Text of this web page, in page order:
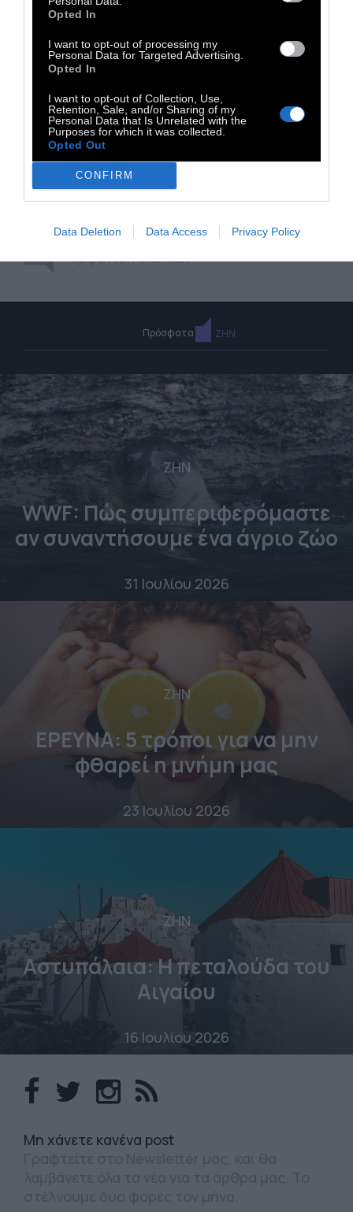
Opted In
I want to opt-out of processing my
Personal Data for Targeted Advertising.
Opted In
I want to opt-out of Collection, Use,
Retention, Sale, and/or Sharing of my
Personal Data that Is Unrelated with the
Purposes for which it was collected.
Opted Out
CONFIRM
Data Deletion Data Access Privacy Policy
εμφάνιση σχολίων
Πρόσφατα ΖΗΝ
ΖΗΝ
WWF: Πώς συμπεριφερόμαστε
αν συναντήσουμε ένα άγριο ζώο
31 Ιουλίου 2026
ΖΗΝ
ΕΡΕΥΝΑ: 5 τρόποι για να μην
φθαρεί η μνήμη μας
23 Ιουλίου 2026
ΖΗΝ
Αστυπάλαια: Η πεταλούδα του
Αιγαίου
16 Ιουλίου 2026
Mη χάνετε κανένα post